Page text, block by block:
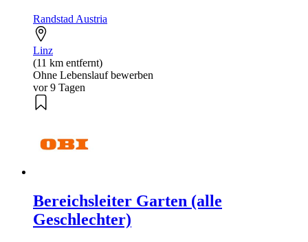
Randstad Austria
Linz
(11 km entfernt)
Ohne Lebenslauf bewerben
vor 9 Tagen
Bereichsleiter Garten (alle
Geschlechter)